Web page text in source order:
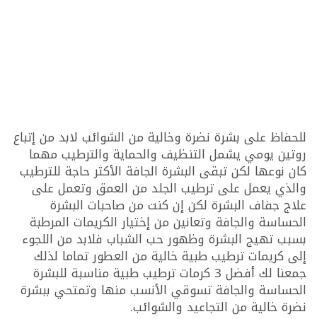
للحفاظ على بشرة نضرة وخالية من الشوائب لابد من إتباع
روتين يومي يشمل التنظيف والحماية والترطيب مهما
كان نوعها لكن تبقى البشرة الجافة الأكثر حاجة للترطيب
والذي يعمل على ترطيب الجلد من العمق وتعمل على
علاج جفاف البشرة لكن إن كنت من صاحبات البشرة
الحساسة والجافة وتعانين من إختيار الكريمات المرطبة
بسبب تهيج البشرة وظهور حب الشباب فلابد من اللجوء
إلى كريمات ترطيب طبية خالية من العطور تماما لذلك
جمعنا لك أفضل 3 كرمات ترطيب طبية مناسبة للبشرة
الحساسة والجافة تسوقي الأنسب منها وتمتحي ببشرة
نضرة خالية من التجاعيد والشوائب.